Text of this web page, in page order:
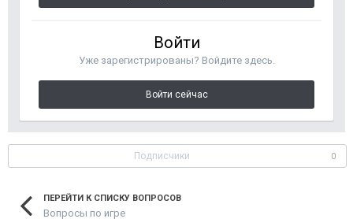
Войти
Уже зарегистрированы? Войдите здесь.
Войти сейчас
Подписчики 0
ПЕРЕЙТИ К СПИСКУ ВОПРОСОВ
Вопросы по игре